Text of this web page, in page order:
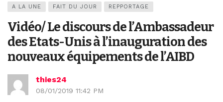
A LA UNE FAIT DU JOUR REPPORTAGE
Vidéo/ Le discours de l’Ambassadeur
des Etats-Unis à l’inauguration des
nouveaux équipements de l’AIBD
thies24
08/01/2019 11:42 PM